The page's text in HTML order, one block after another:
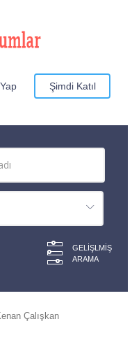
Şimdi Katıl
GELIŞLMIŞ
ARAMA
Çalışkan